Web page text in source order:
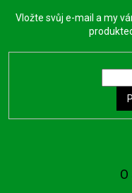
Vložte svůj e-mail a my